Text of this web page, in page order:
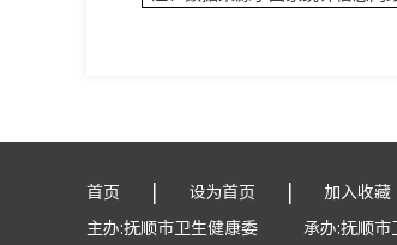
首页 | 设为首页 | 加入收藏
主办:抚顺市卫生健康委
承办:抚顺